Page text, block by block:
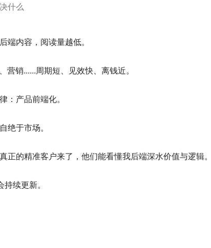
什么
端内容，阅读量越低。
销......周期短、见效快、离钱近。
：产品前端化。
绝于市场。
的精准客户来了，他们能看懂我后端深水价值与逻辑。
续更新。